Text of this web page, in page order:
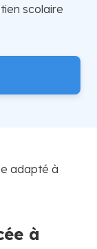
scolaire
à